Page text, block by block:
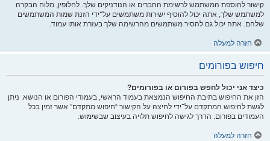
קישור להוספת המשתמש לרשימת החברים או הנודניקים שלך. לחלופין, מלוח הבקרה
למשתמש שלך, אתה יכול להוסיף ישירות משתמשים על־ידי הזנת שמות המשתמשים
שלהם. אתה יכול גם להסיר משתמשים מהרשימה שלך בעזרת אותו עמוד.
חזרה למעלה
חיפוש בפורומים
כיצד אני יכול לחפש בפורום או בפורומים?
הזן את החיפוש בתיבת החיפוש הנמצאת בעמוד הראשי, בעמודי הפורום או הנושא. ניתן
לגשת לחיפוש המתקדם על־ידי לחיצה על הקישור “חיפוש מתקדם” אשר זמין בכל
העמודים בפורום. הדרך לגישה לחיפוש תלויה בעיצוב שבשימוש.
חזרה למעלה